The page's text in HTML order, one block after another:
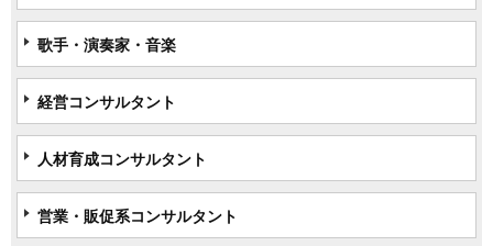
歌手・演奏家・音楽
経営コンサルタント
人材育成コンサルタント
営業・販促系コンサルタント